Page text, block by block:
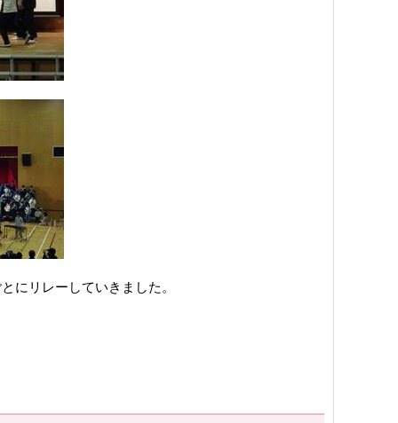
にリレーしていきました。